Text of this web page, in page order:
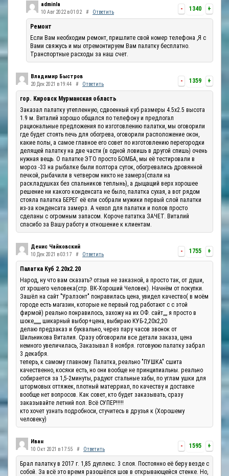
- 1340 +
adminla
10 Авг 2022 в 01:02 # Ответить
Ремонт
Если Вам необходим ремонт, пришлите свой номер телефона ,Я с
Вами свяжусь и мы отремонтируем Вам палатку бесплатно.
Транспортные расходы за наш счет.
- 1359 +
Владимир Быстров
20 Дек 2021 в 19:44 # Ответить
гор. Кировск Мурманская область
Заказал палатку утепленную, сдвоенный куб размеры 4.5х2.5 высота
1.9 м. Виталий хорошо общался по телефону и предлогал
рациональные предложения по изготовлению палатки, мы оговорили
где будет стоять печь для обогрева, оговорили расположение окон,
какие полы, а самое главное его совет по изготовлению перегородки
делящей палатку на две части (в одной ловишь в другой спишь) очень
нужная вещь. О палатке ЭТО просто БОМБА, мы её тестировали в
мороз -33 на рыбалке были полтора суток, обогревались дровянной
печкой, рыбачили в четвером никто не замерз(спали на
раскладушках без спальников теплынь), а дыщащий верх хорошее
решение ни какого конденсата не было, палатка сухая, а вот рядом
стояла палатка БЕРЕГ её ели собрали мужики первый слой палатки
из-за конденсата замерз. А чехол для палатки и полов просто
сделаны с огромным запасом. Короче пататка ЗАЧЕТ. Виталий
спасибо за Вашу работу и отношение к клиентам.
- 1755 +
Денис Чайковский
10 Дек 2021 в 03:17 # Ответить
Палатка Куб 2.20x2.20
Народ, ну что вам сказать? отзыв не заказной, а просто так, от души,
от хрошего человека(стр. ВК-Хороший Человек). Начнём от покупки.
Зашёл на сайт "Уралзонт" понравилась цена, увидел качество( в моём
городе есть магазин, которые не первый год работают с с этой
фирмой) реально понравилось, захожу на их ОФ. сайт,,,, я просто в
шоке,,,,,,, шикарный выбор+цена, выбираю КУБ-2,20х2,20
делаю предзаказ и буквально, через пару часов звонок от
Шильникова Виталия. Сразу обговорили все детали заказа, цена
немного увеличилась, Заказывал 8 ноября. готовуюю палатку забрал
3 декабря.
теперь, к самому главному. Палатка, реально "ПУШКА" сшита
качественно, косяки есть, но они вообще не принципиальны. реально
собирается за 1,5-2минуты, радуют стальные хабы, по углам ушки для
штормовых оттяжек, плотный матерриал, по качеству и доставке
вообще нет вопросов. Как совет, кто будет заказывать, сразу
заказывайте летний пол. Всё СУПЕР!!!!!
кто хочет узнать подробноси, стучитесь в друзья к (Хорошему
человеку)
- 1595 +
Иван
10 Окт 2021 в 17:55 # Ответить
Брал палатку в 2017 г. 1,85 дуплекс. 3 слоя. Постоянно её беру везде с
собой. За всё это время разошёлся шов в открывающейся стенке. Но,